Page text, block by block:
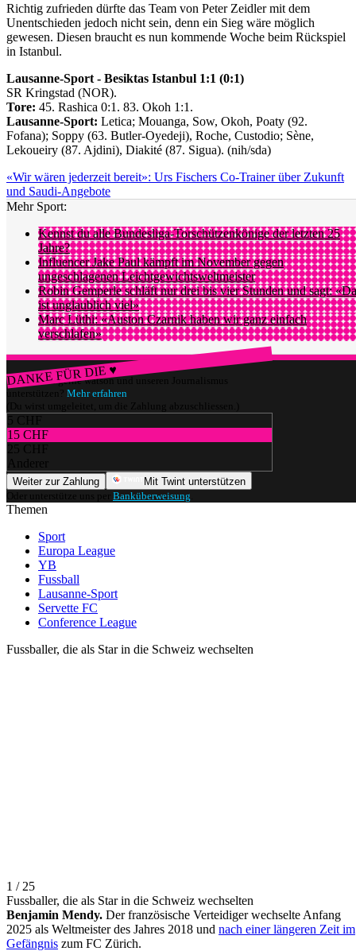
Richtig zufrieden dürfte das Team von Peter Zeidler mit dem
Unentschieden jedoch nicht sein, denn ein Sieg wäre möglich
gewesen. Diesen braucht es nun kommende Woche beim Rückspiel
in Istanbul.
Lausanne-Sport - Besiktas Istanbul 1:1 (0:1)
SR Kringstad (NOR).
Tore: 45. Rashica 0:1. 83. Okoh 1:1.
Lausanne-Sport: Letica; Mouanga, Sow, Okoh, Poaty (92.
Fofana); Soppy (63. Butler-Oyedeji), Roche, Custodio; Sène,
Lekoueiry (87. Ajdini), Diakité (87. Sigua). (nih/sda)
«Wir wären jederzeit bereit»: Urs Fischers Co-Trainer über Zukunft
und Saudi-Angebote
Mehr Sport:
Kennst du alle Bundesliga-Torschützenkönige der letzten 25
Jahre?
Influencer Jake Paul kämpft im November gegen
ungeschlagenen Leichtgewichtsweltmeister
Robin Gemperle schläft nur drei bis vier Stunden und sagt:
ist unglaublich viel»
Marc Lüthi: «Auston Czarnik haben wir ganz einfach
verschlafen»
DANKE FÜR DIE ♥
Würdest du gerne watson und unseren Journalismus
unterstützen? Mehr erfahren
(Du wirst umgeleitet, um die Zahlung abzuschliessen.)
5 CHF
15 CHF
25 CHF
Anderer
Weiter zur Zahlung
Mit Twint unterstützen
Oder unterstütze uns per Banküberweisung
Themen
Sport
Europa League
YB
Fussball
Lausanne-Sport
Servette FC
Conference League
Fussballer, die als Star in die Schweiz wechselten
1 / 25
Fussballer, die als Star in die Schweiz wechselten
Benjamin Mendy. Der französische Verteidiger wechselte Anfang
2025 als Weltmeister des Jahres 2018 und nach einer längeren Zeit im
Gefängnis zum FC Zürich.